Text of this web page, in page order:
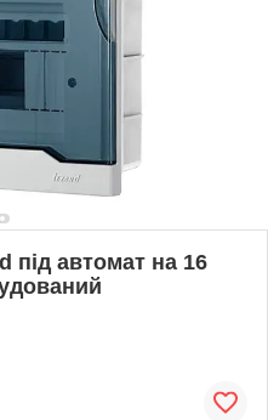
під автомат на 16